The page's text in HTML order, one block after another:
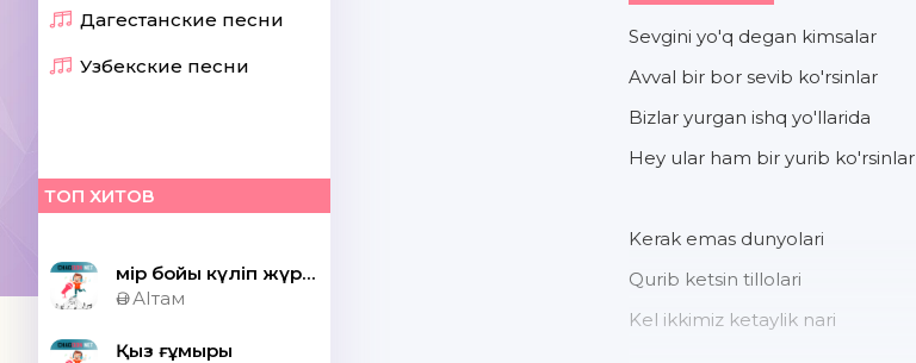
Дагестанские песни
Узбекские песни
ТОП ХИТОВ
Өмір бойы күліп жүрсек шіркін ай
Ән АІтам
Қыз ғұмыры
Sevgini yo'q degan kimsalar
Avval bir bor sevib ko'rsinlar
Bizlar yurgan ishq yo'llarida
Hey ular ham bir yurib ko'rsinlar
Kerak emas dunyolari
Qurib ketsin tillolari
Kel ikkimiz ketaylik nari